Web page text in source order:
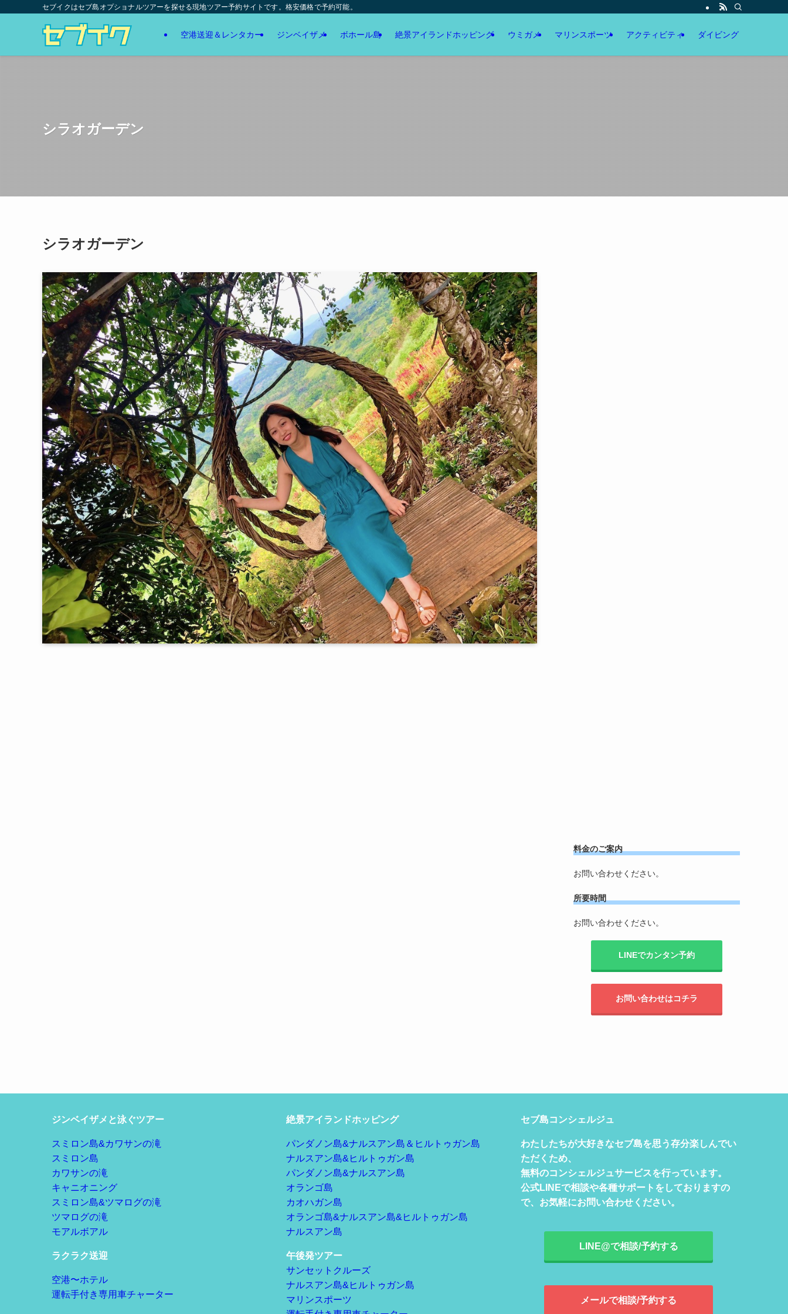
セブイクはセブ島オプショナルツアーを探せる現地ツアー予約サイトです。格安価格で予約可能。
空港送迎＆レンタカー ジンベイザメ ボホール島 絶景アイランドホッピング ウミガメ マリンスポーツ アクティビティ ダイビング
シラオガーデン
シラオガーデン
料金のご案内
お問い合わせください。
所要時間
お問い合わせください。
LINEでカンタン予約
お問い合わせはコチラ
ジンベイザメと泳ぐツアー
スミロン島&カワサンの滝
スミロン島
カワサンの滝
キャニオニング
スミロン島&ツマログの滝
ツマログの滝
モアルボアル
ラクラク送迎
空港〜ホテル
運転手付き専用車チャーター
絶景アイランドホッピング
パンダノン島&ナルスアン島＆ヒルトゥガン島
ナルスアン島&ヒルトゥガン島
パンダノン島&ナルスアン島
オランゴ島
カオハガン島
オランゴ島&ナルスアン島&ヒルトゥガン島
ナルスアン島
午後発ツアー
サンセットクルーズ
ナルスアン島&ヒルトゥガン島
マリンスポーツ
セブ島コンシェルジュ
わたしたちが大好きなセブ島を思う存分楽しんでい
ただくため、
無料のコンシェルジュサービスを行っています。
公式LINEで相談や各種サポートをしておりますの
で、お気軽にお問い合わせください。
LINE@で相談/予約する
メールで相談/予約する